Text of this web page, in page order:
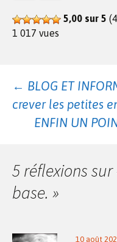
5,00 sur 5
1 017 vues
des
articles
← BLOG ET
crever les petites
ENFIN UN
5 réflexions sur
base. »
10 août